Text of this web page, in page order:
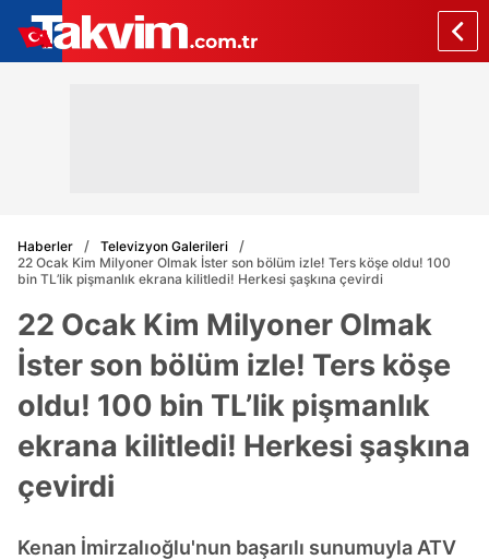
Haberler
Televizyon Galerileri
22 Ocak Kim Milyoner Olmak İster son bölüm izle! Ters köşe oldu! 100
bin TL’lik pişmanlık ekrana kilitledi! Herkesi şaşkına çevirdi
22 Ocak Kim Milyoner Olmak
İster son bölüm izle! Ters köşe
oldu! 100 bin TL’lik pişmanlık
ekrana kilitledi! Herkesi şaşkına
çevirdi
Kenan İmirzalıoğlu'nun başarılı sunumuyla ATV